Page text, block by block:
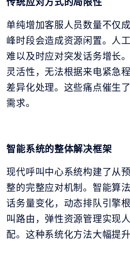
单纯增加客服人员数量不仅
峰时段会造成资源闲置。人
难以及时应对突发话务增长
灵活性，无法根据来电紧急
差异化处理。这些痛点催生
需求。
智能系统的整体解决框架
现代呼叫中心系统构建了从
整的完整应对机制。智能算
话务量变化，动态排队引擎
叫路由，弹性资源管理实现
配。这种系统化方法大幅提